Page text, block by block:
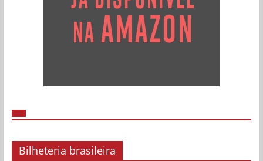
Bilheteria brasileira